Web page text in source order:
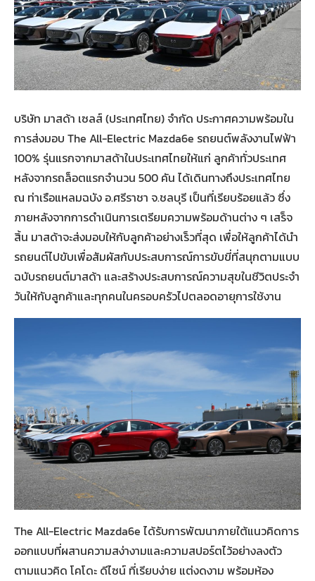
บริษัท มาสด้า เซลส์ (ประเทศไทย) จำกัด ประกาศความพร้อมใน
การส่งมอบ The All-Electric Mazda6e รถยนต์พลังงานไฟฟ้า
100% รุ่นแรกจากมาสด้าในประเทศไทยให้แก่ ลูกค้าทั่วประเทศ
หลังจากรถล็อตแรกจำนวน 500 คัน ได้เดินทางถึงประเทศไทย
ณ ท่าเรือแหลมฉบัง อ.ศรีราชา จ.ชลบุรี เป็นที่เรียบร้อยแล้ว ซึ่ง
ภายหลังจากการดำเนินการเตรียมความพร้อมด้านต่าง ๆ เสร็จ
สิ้น มาสด้าจะส่งมอบให้กับลูกค้าอย่างเร็วที่สุด เพื่อให้ลูกค้าได้นำ
รถยนต์ไปขับเพื่อสัมผัสกับประสบการณ์การขับขี่ที่สนุกตามแบบ
ฉบับรถยนต์มาสด้า และสร้างประสบการณ์ความสุขในชีวิตประจำ
วันให้กับลูกค้าและทุกคนในครอบครัวไปตลอดอายุการใช้งาน
The All-Electric Mazda6e ได้รับการพัฒนาภายใต้แนวคิดการ
ออกแบบที่ผสานความสง่างามและความสปอร์ตไว้อย่างลงตัว
ตามแนวคิด โคโดะ ดีไซน์ ที่เรียบง่าย แต่งดงาม พร้อมห้อง